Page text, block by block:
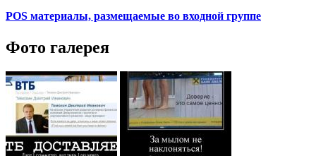
POS материалы, размещаемые во входной группе
Фото галерея